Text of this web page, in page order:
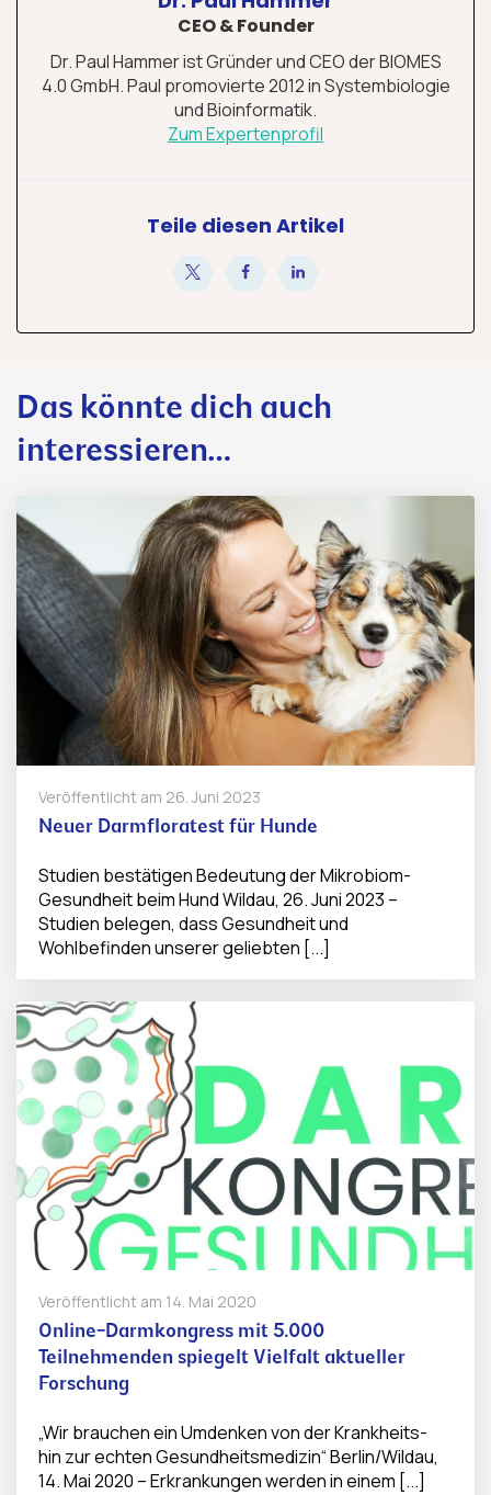
CEO & Founder
Dr. Paul Hammer ist Gründer und CEO der BIOMES
4.0 GmbH. Paul promovierte 2012 in Systembiologie
und Bioinformatik.
Zum Expertenprofil
Teile diesen Artikel
Das könnte dich auch
interessieren…
Veröffentlicht am 26. Juni 2023
Neuer Darmfloratest für Hunde
Studien bestätigen Bedeutung der Mikrobiom-
Gesundheit beim Hund Wildau, 26. Juni 2023 –
Studien belegen, dass Gesundheit und
Wohlbefinden unserer geliebten [...]
Veröffentlicht am 14. Mai 2020
Online-Darmkongress mit 5.000
Teilnehmenden spiegelt Vielfalt aktueller
Forschung
„Wir brauchen ein Umdenken von der Krankheits-
hin zur echten Gesundheitsmedizin“ Berlin/Wildau,
14. Mai 2020 – Erkrankungen werden in einem [...]